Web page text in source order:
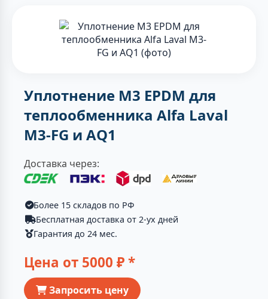
Уплотнение M3 EPDM для
теплообменника Alfa Laval
M3-FG и AQ1
Доставка через:
Более 15 складов по РФ
Бесплатная доставка от 2-ух дней
Гарантия до 24 мес.
Цена от 5000 ₽ *
Запросить цену